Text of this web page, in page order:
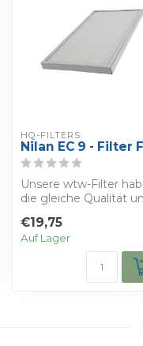
HQ-FILTERS
Nilan EC 9 - Filter
Unsere wtw-Filter
die gleiche Qualität
Eigenschaften wie ...
€19,75
Auf Lager